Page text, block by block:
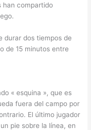
han compartido
durar dos tiempos de
de 15 minutos entre
« esquina », que es
fuera del campo por
El último jugador
pie sobre la línea, en